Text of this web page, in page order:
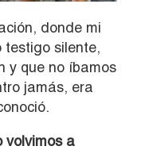
donde mi
testigo silente,
y que no íbamos
jamás, era
volvimos a